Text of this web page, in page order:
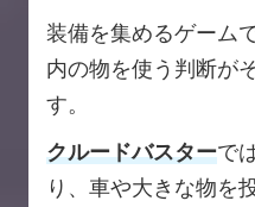
装備を集めるゲーム
内の物を使う判断が
す。
クルードバスターで
り、車や大きな物を